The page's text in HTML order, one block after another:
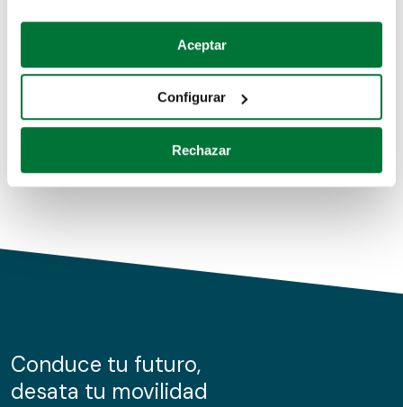
Si lo permite, también quisiéramos:
Recopilar información sobre su ubicación geográfica
Identificar su dispositivo analizándolo activamente
para buscar características específicas (huellas
Obtenga más información sobre cómo se procesan sus
de cookies.
información sobre el uso que haga del sitio web con
nuestros partners de redes sociales, publicidad y análisis
Aceptar
Configurar
Rechazar
Coches de segunda mano
Coches de km0
Conduce tu futuro,
desata tu movilidad